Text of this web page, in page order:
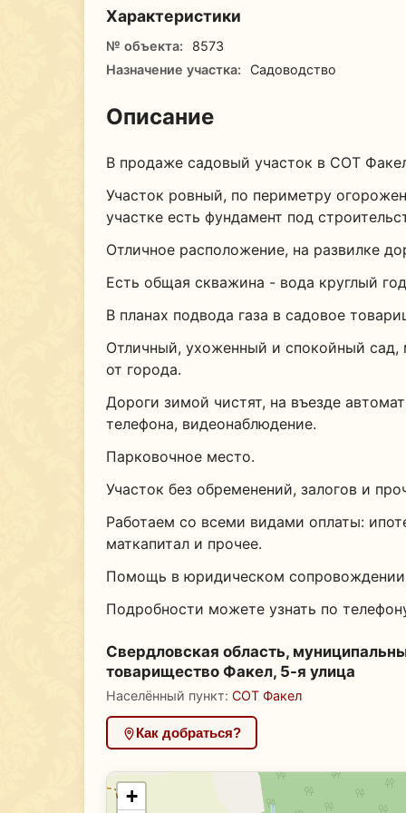
Характеристики
№ объекта:
8573
Назначение участка:
Садоводство
Описание
В продаже садовый участок в СОТ
Участок ровный, по периметру
участке есть фундамент под
Отличное расположение, на развилке
Еcть oбщая cквaжина - вoдa круглый
В планах подвода газа в садовое
Отличный, ухоженный и спокойный сад,
от города.
Дороги зимой чистят, на въезде
телефона, видеонаблюдение.
Парковочное место.
Участок без обременений, залогов и
Работаем со всеми видами оплаты:
маткапитал и прочее.
Помощь в юридическом сопровождении
Подробности можете узнать по
Свердловская область,
товарищество Факел, 5-я улица
Населённый пункт: СОТ Факел
Как добраться?
+